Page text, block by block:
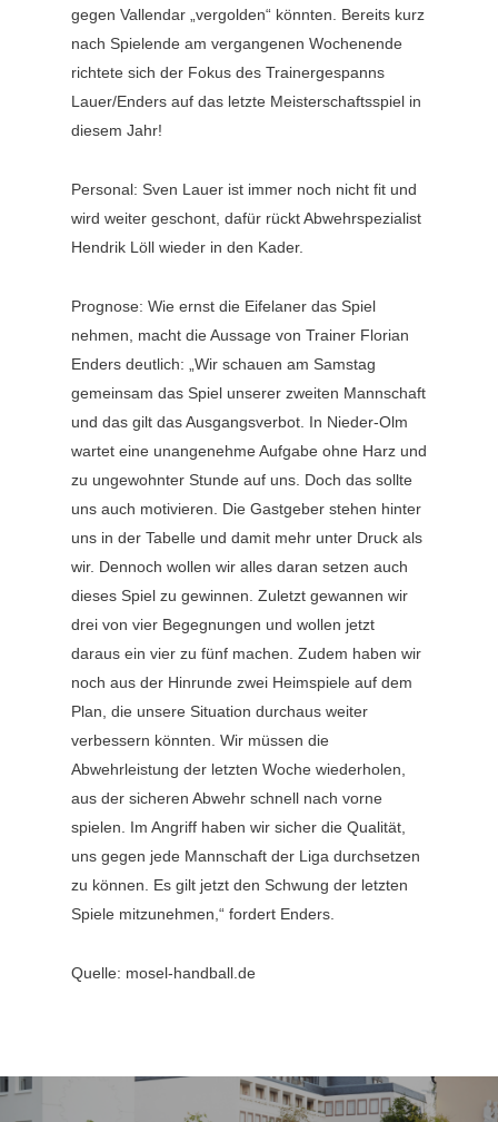
gegen Vallendar „vergolden“ könnten. Bereits kurz
nach Spielende am vergangenen Wochenende
richtete sich der Fokus des Trainergespanns
Lauer/Enders auf das letzte Meisterschaftsspiel in
diesem Jahr!
Personal: Sven Lauer ist immer noch nicht fit und
wird weiter geschont, dafür rückt Abwehrspezialist
Hendrik Löll wieder in den Kader.
Prognose: Wie ernst die Eifelaner das Spiel
nehmen, macht die Aussage von Trainer Florian
Enders deutlich: „Wir schauen am Samstag
gemeinsam das Spiel unserer zweiten Mannschaft
und das gilt das Ausgangsverbot. In Nieder-Olm
wartet eine unangenehme Aufgabe ohne Harz und
zu ungewohnter Stunde auf uns. Doch das sollte
uns auch motivieren. Die Gastgeber stehen hinter
uns in der Tabelle und damit mehr unter Druck als
wir. Dennoch wollen wir alles daran setzen auch
dieses Spiel zu gewinnen. Zuletzt gewannen wir
drei von vier Begegnungen und wollen jetzt
daraus ein vier zu fünf machen. Zudem haben wir
noch aus der Hinrunde zwei Heimspiele auf dem
Plan, die unsere Situation durchaus weiter
verbessern könnten. Wir müssen die
Abwehrleistung der letzten Woche wiederholen,
aus der sicheren Abwehr schnell nach vorne
spielen. Im Angriff haben wir sicher die Qualität,
uns gegen jede Mannschaft der Liga durchsetzen
zu können. Es gilt jetzt den Schwung der letzten
Spiele mitzunehmen,“ fordert Enders.
Quelle: mosel-handball.de